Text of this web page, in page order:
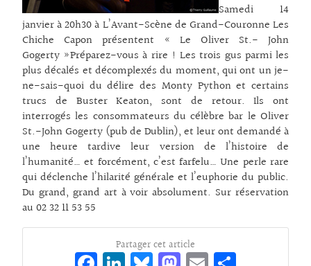
Samedi 14
janvier à 20h30 à L’Avant-Scène de Grand-Couronne Les
Chiche Capon présentent « Le Oliver St.- John
Gogerty »Préparez-vous à rire ! Les trois gus parmi les
plus décalés et décomplexés du moment, qui ont un je-
ne-sais-quoi du délire des Monty Python et certains
trucs de Buster Keaton, sont de retour. Ils ont
interrogés les consommateurs du célèbre bar le Oliver
St.-John Gogerty (pub de Dublin), et leur ont demandé à
une heure tardive leur version de l’histoire de
l’humanité… et forcément, c’est farfelu… Une perle rare
qui déclenche l’hilarité générale et l’euphorie du public.
Du grand, grand art à voir absolument. Sur réservation
au 02 32 11 53 55
Partager cet article